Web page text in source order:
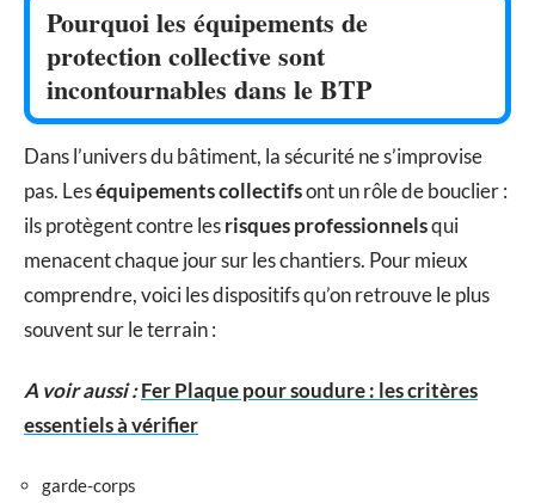
Pourquoi les équipements de
protection collective sont
incontournables dans le BTP
Dans l’univers du bâtiment, la sécurité ne s’improvise
pas. Leséquipements collectifsont un rôle de bouclier :
ils protègent contre lesrisques professionnelsqui
menacent chaque jour sur les chantiers. Pour mieux
comprendre, voici les dispositifs qu’on retrouve le plus
souvent sur le terrain :
A voir aussi :Fer Plaque pour soudure : les critères
essentiels à vérifier
garde-corps